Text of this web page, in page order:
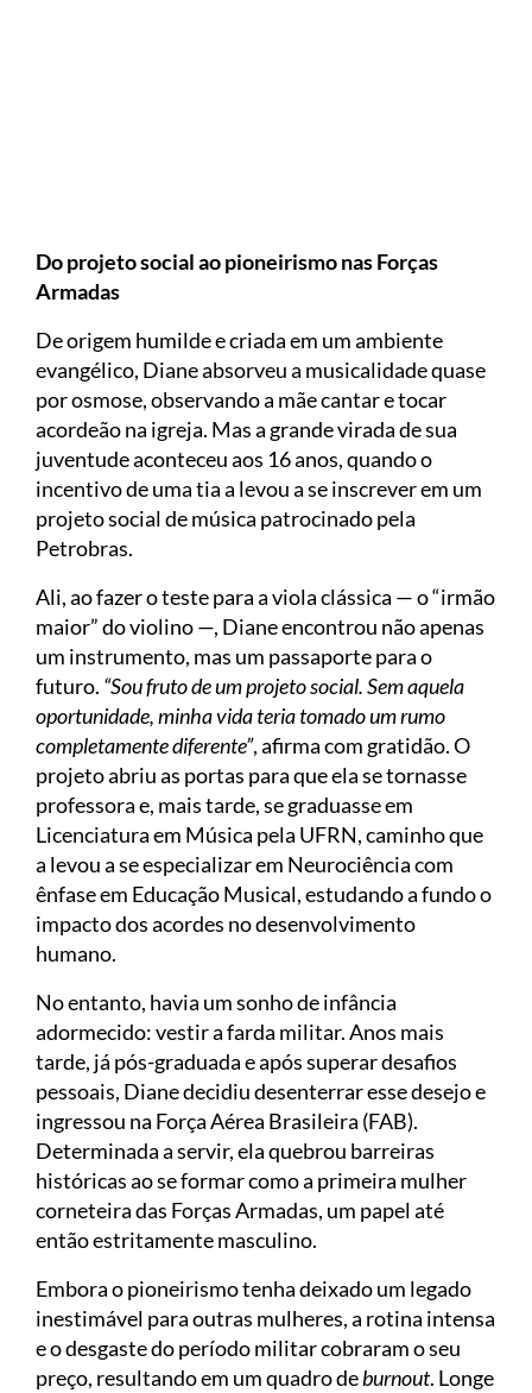
Do projeto social ao pioneirismo nas Forças
Armadas
De origem humilde e criada em um ambiente
evangélico, Diane absorveu a musicalidade quase
por osmose, observando a mãe cantar e tocar
acordeão na igreja. Mas a grande virada de sua
juventude aconteceu aos 16 anos, quando o
incentivo de uma tia a levou a se inscrever em um
projeto social de música patrocinado pela
Petrobras.
Ali, ao fazer o teste para a viola clássica — o “irmão
maior” do violino —, Diane encontrou não apenas
um instrumento, mas um passaporte para o
futuro. “Sou fruto de um projeto social. Sem aquela
oportunidade, minha vida teria tomado um rumo
completamente diferente”, afirma com gratidão. O
projeto abriu as portas para que ela se tornasse
professora e, mais tarde, se graduasse em
Licenciatura em Música pela UFRN, caminho que
a levou a se especializar em Neurociência com
ênfase em Educação Musical, estudando a fundo o
impacto dos acordes no desenvolvimento
humano.
No entanto, havia um sonho de infância
adormecido: vestir a farda militar. Anos mais
tarde, já pós-graduada e após superar desafios
pessoais, Diane decidiu desenterrar esse desejo e
ingressou na Força Aérea Brasileira (FAB).
Determinada a servir, ela quebrou barreiras
históricas ao se formar como a primeira mulher
corneteira das Forças Armadas, um papel até
então estritamente masculino.
Embora o pioneirismo tenha deixado um legado
inestimável para outras mulheres, a rotina intensa
e o desgaste do período militar cobraram o seu
preço, resultando em um quadro deburnout. Longe